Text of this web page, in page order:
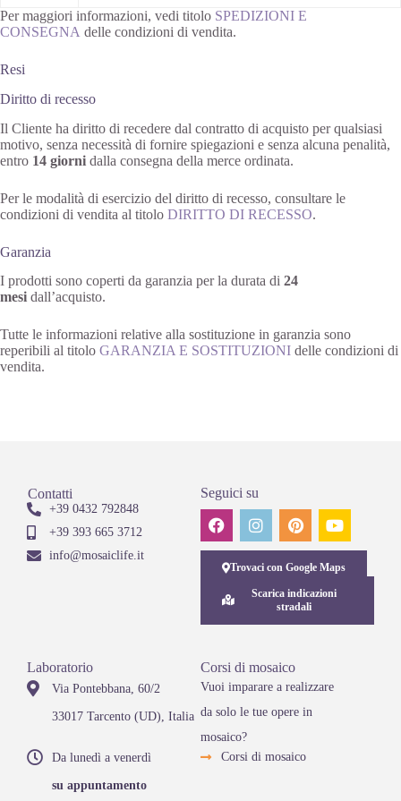
Per maggiori informazioni, vedi titolo SPEDIZIONI E
CONSEGNA delle condizioni di vendita.
Resi
Diritto di recesso
Il Cliente ha diritto di recedere dal contratto di acquisto per qualsiasi
motivo, senza necessità di fornire spiegazioni e senza alcuna penalità,
entro 14 giorni dalla consegna della merce ordinata.
Per le modalità di esercizio del diritto di recesso, consultare le
condizioni di vendita al titolo DIRITTO DI RECESSO.
Garanzia
I prodotti sono coperti da garanzia per la durata di 24
mesi dall’acquisto.
Tutte le informazioni relative alla sostituzione in garanzia sono
reperibili al titolo GARANZIA E SOSTITUZIONI delle condizioni di
vendita.
Contatti
+39 0432 792848
+39 393 665 3712
info@mosaiclife.it
Seguici su
Trovaci con Google Maps
Scarica indicazioni
stradali
Laboratorio
Via Pontebbana, 60/2
33017 Tarcento (UD), Italia
Da lunedì a venerdì
su appuntamento
Corsi di mosaico
Vuoi imparare a realizzare
da solo le tue opere in
mosaico?
Corsi di mosaico